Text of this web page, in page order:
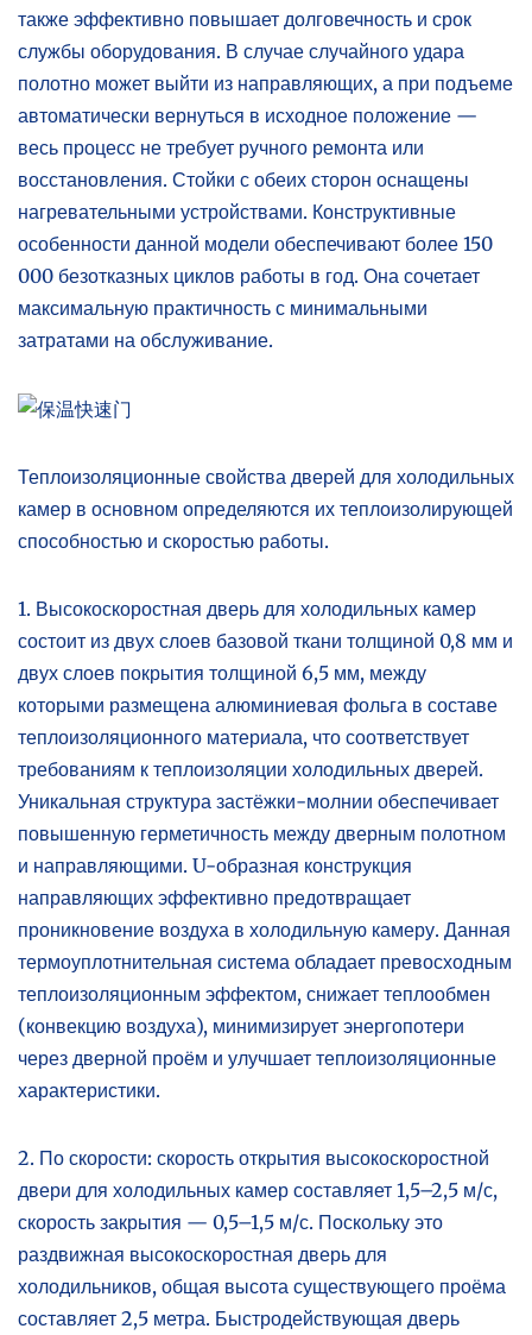
также эффективно повышает долговечность и срок
службы оборудования. В случае случайного удара
полотно может выйти из направляющих, а при подъеме
автоматически вернуться в исходное положение —
весь процесс не требует ручного ремонта или
восстановления. Стойки с обеих сторон оснащены
нагревательными устройствами. Конструктивные
особенности данной модели обеспечивают более 150
000 безотказных циклов работы в год. Она сочетает
максимальную практичность с минимальными
затратами на обслуживание.
Теплоизоляционные свойства дверей для холодильных
камер в основном определяются их теплоизолирующей
способностью и скоростью работы.
1. Высокоскоростная дверь для холодильных камер
состоит из двух слоев базовой ткани толщиной 0,8 мм и
двух слоев покрытия толщиной 6,5 мм, между
которыми размещена алюминиевая фольга в составе
теплоизоляционного материала, что соответствует
требованиям к теплоизоляции холодильных дверей.
Уникальная структура застёжки-молнии обеспечивает
повышенную герметичность между дверным полотном
и направляющими. U-образная конструкция
направляющих эффективно предотвращает
проникновение воздуха в холодильную камеру. Данная
термоуплотнительная система обладает превосходным
теплоизоляционным эффектом, снижает теплообмен
(конвекцию воздуха), минимизирует энергопотери
через дверной проём и улучшает теплоизоляционные
характеристики.
2. По скорости: скорость открытия высокоскоростной
двери для холодильных камер составляет 1,5–2,5 м/с,
скорость закрытия — 0,5–1,5 м/с. Поскольку это
раздвижная высокоскоростная дверь для
холодильников, общая высота существующего проёма
составляет 2,5 метра. Быстродействующая дверь